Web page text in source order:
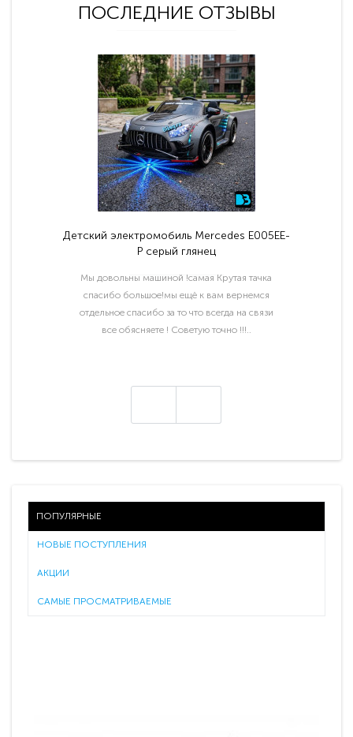
ПОСЛЕДНИЕ ОТЗЫВЫ
Детский электромобиль Mercedes E005EE-
P серый глянец
Мы довольны машиной !самая Крутая тачка
спасибо большое!мы ещё к вам вернемся
отдельное спасибо за то что всегда на связи
все обясняете ! Советую точно !!!..
ПОПУЛЯРНЫЕ
НОВЫЕ ПОСТУПЛЕНИЯ
АКЦИИ
САМЫЕ ПРОСМАТРИВАЕМЫЕ